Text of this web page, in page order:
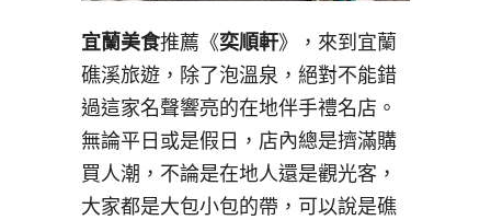
宜蘭美食推薦《奕順軒》，來到宜蘭
礁溪旅遊，除了泡溫泉，絕對不能錯
過這家名聲響亮的在地伴手禮名店。
無論平日或是假日，店內總是擠滿購
買人潮，不論是在地人還是觀光客，
大家都是大包小包的帶，可以說是礁